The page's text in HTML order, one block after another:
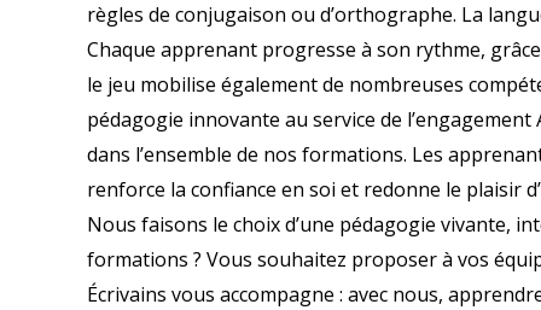
règles de conjugaison ou d’orthographe. La
Chaque apprenant progresse à son rythme,
le jeu mobilise également de nombreuses
pédagogie innovante au service de
dans l’ensemble de nos formations. Les
renforce la confiance en soi et redonne le plaisir
Nous faisons le choix d’une pédagogie vivante,
formations ? Vous souhaitez proposer à vos
Écrivains vous accompagne : avec nous,